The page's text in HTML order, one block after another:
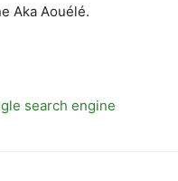
Aka Aouélé.